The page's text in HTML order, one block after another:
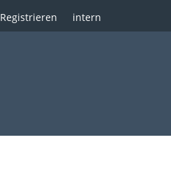
Registrieren intern